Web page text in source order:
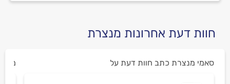
חוות דעת אחרונות מנצרת
סאמי מנצרת כתב חוות דעת על